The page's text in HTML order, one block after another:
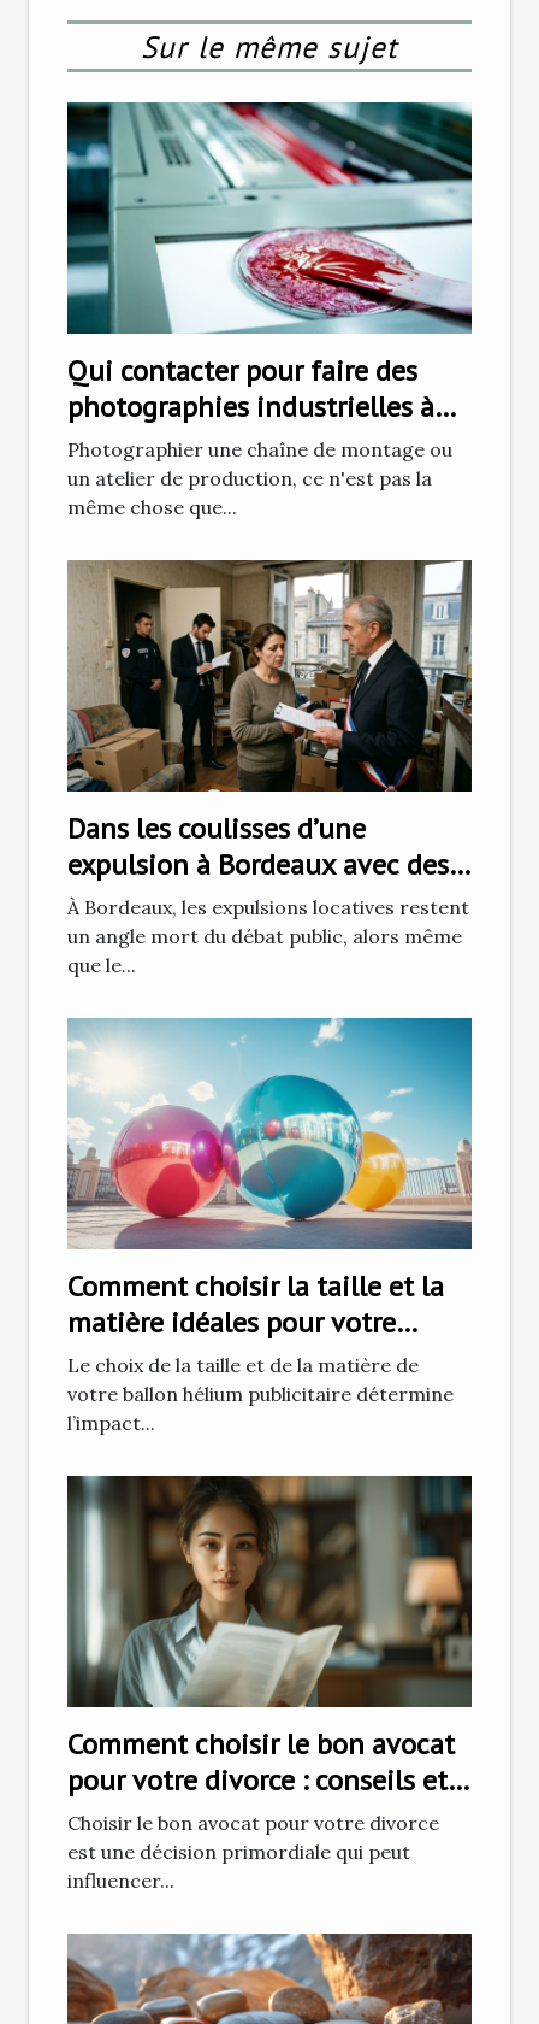
Sur le même sujet
Qui contacter pour faire des
photographies industrielles à
Grenoble ?
Photographier une chaîne de montage ou
un atelier de production, ce n'est pas la
même chose que...
Dans les coulisses d’une
expulsion à Bordeaux avec des
huissiers de justice
À Bordeaux, les expulsions locatives restent
un angle mort du débat public, alors même
que le...
Comment choisir la taille et la
matière idéales pour votre
ballon hélium publicitaire
Le choix de la taille et de la matière de
votre ballon hélium publicitaire détermine
l’impact...
Comment choisir le bon avocat
pour votre divorce : conseils et
stratégies
Choisir le bon avocat pour votre divorce
est une décision primordiale qui peut
influencer...